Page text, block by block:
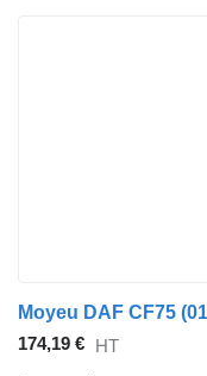
174,19 € HT